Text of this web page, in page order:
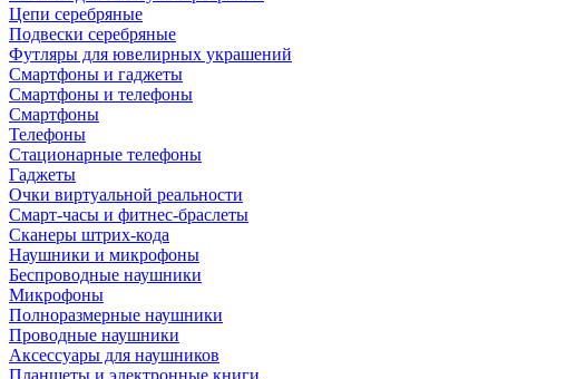
Цепи серебряные
Подвески серебряные
Футляры для ювелирных украшений
Смартфоны и гаджеты
Смартфоны и телефоны
Смартфоны
Телефоны
Стационарные телефоны
Гаджеты
Очки виртуальной реальности
Смарт-часы и фитнес-браслеты
Сканеры штрих-кода
Наушники и микрофоны
Беспроводные наушники
Микрофоны
Полноразмерные наушники
Проводные наушники
Аксессуары для наушников
Планшеты и электронные книги